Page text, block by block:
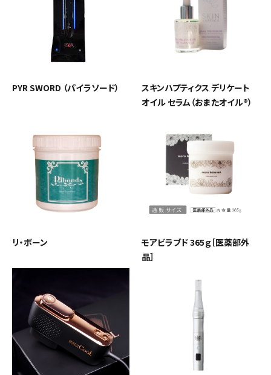
PYR SWORD （パイラソード）
スキンハプティクス デリケート
オイル セラム（おまたオイル®）
リ・ボーン
モアビラブド 365ｇ［医薬部外
品］